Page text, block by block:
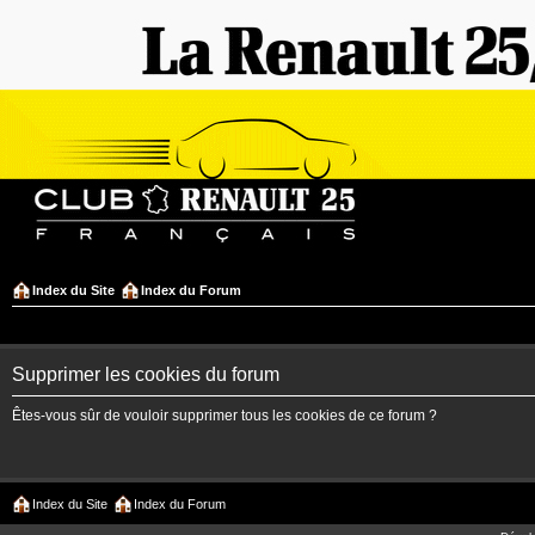
Index du Site Index du Forum
Supprimer les cookies du forum
Êtes-vous sûr de vouloir supprimer tous les cookies de ce forum ?
Index du Site Index du Forum